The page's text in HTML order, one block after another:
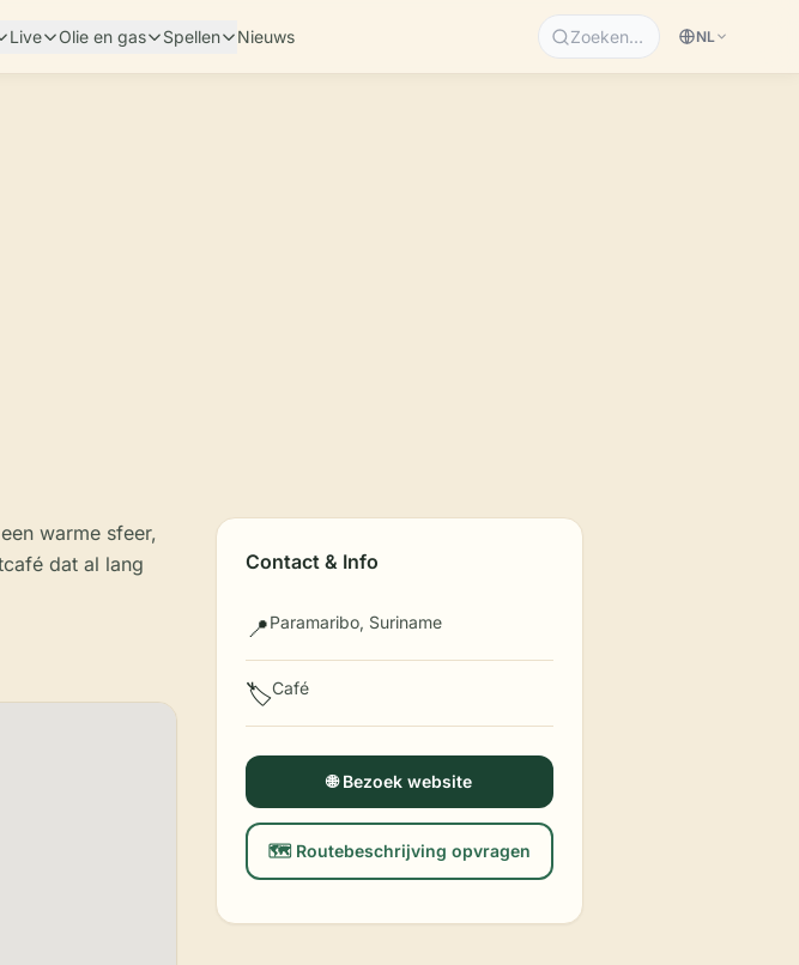
Live Olie en gas Spellen Nieuws Zoeken… NL
warme sfeer,
dat al lang
Contact & Info
📍Paramaribo, Suriname
🏷️Café
🌐 Bezoek website
🗺️ Routebeschrijving opvragen